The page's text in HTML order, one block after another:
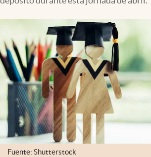
Espiritualidad
Mediakit
abre en nueva pestaña
México
Fuente: Shutterstock